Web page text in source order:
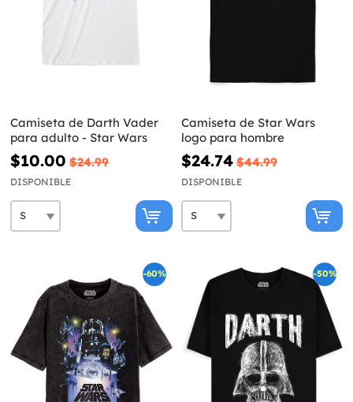
Camiseta de Darth Vader
para adulto - Star Wars
$10.00 $24.99
DISPONIBLE
Camiseta de Star Wars
logo para hombre
$24.74 $44.99
DISPONIBLE
-60% -50%